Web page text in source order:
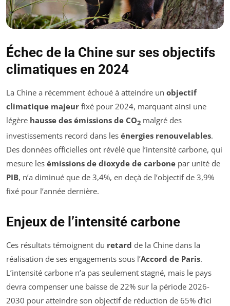
Échec de la Chine sur ses objectifs
climatiques en 2024
La Chine a récemment échoué à atteindre un objectif
climatique majeur fixé pour 2024, marquant ainsi une
légère hausse des émissions de CO2 malgré des
investissements record dans les énergies renouvelables.
Des données officielles ont révélé que l’intensité carbone, qui
mesure les émissions de dioxyde de carbone par unité de
PIB, n’a diminué que de 3,4%, en deçà de l’objectif de 3,9%
fixé pour l’année dernière.
Enjeux de l’intensité carbone
Ces résultats témoignent du retard de la Chine dans la
réalisation de ses engagements sous l’Accord de Paris.
L’intensité carbone n’a pas seulement stagné, mais le pays
devra compenser une baisse de 22% sur la période 2026-
2030 pour atteindre son objectif de réduction de 65% d’ici